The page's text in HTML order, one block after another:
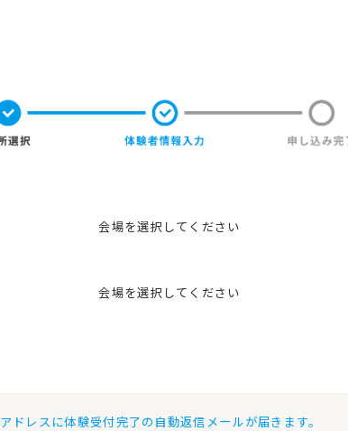
会場を選択してください
会場を選択してください
レスに体験受付完了の自動返信メールが届きます。